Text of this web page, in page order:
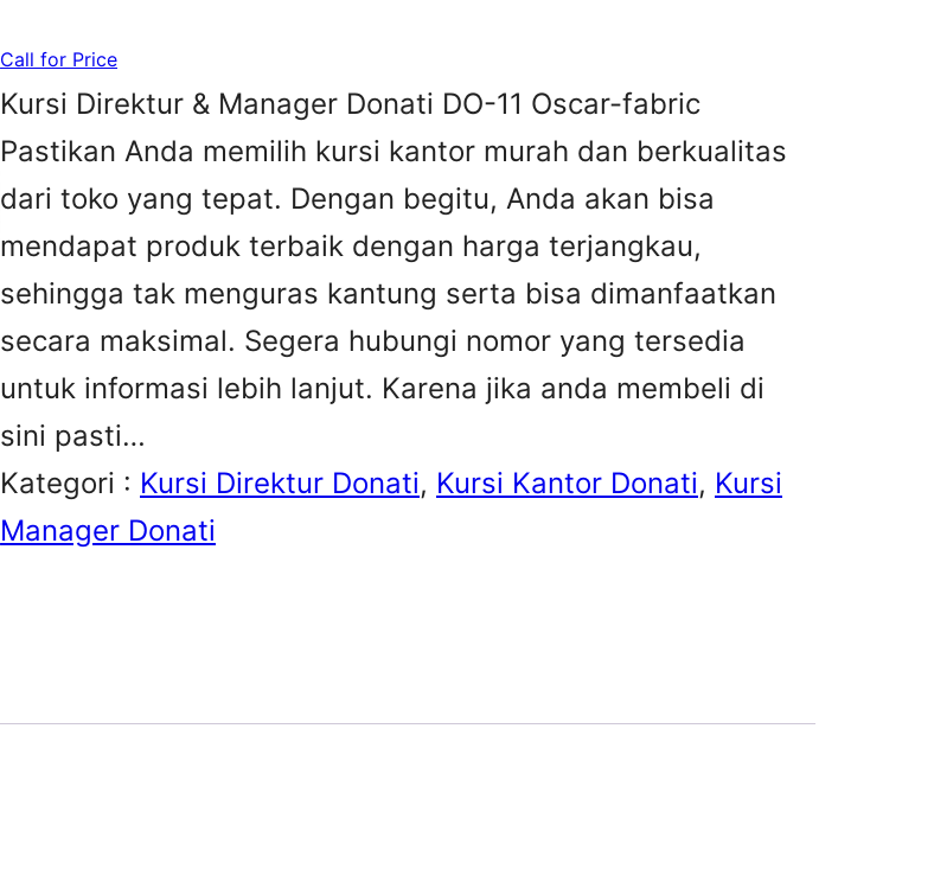
Call for Price
Kursi Direktur & Manager Donati DO-11 Oscar-fabric
Pastikan Anda memilih kursi kantor murah dan berkualitas
dari toko yang tepat. Dengan begitu, Anda akan bisa
mendapat produk terbaik dengan harga terjangkau,
sehingga tak menguras kantung serta bisa dimanfaatkan
secara maksimal. Segera hubungi nomor yang tersedia
untuk informasi lebih lanjut. Karena jika anda membeli di
sini pasti…
Kategori : Kursi Direktur Donati, Kursi Kantor Donati, Kursi
Manager Donati